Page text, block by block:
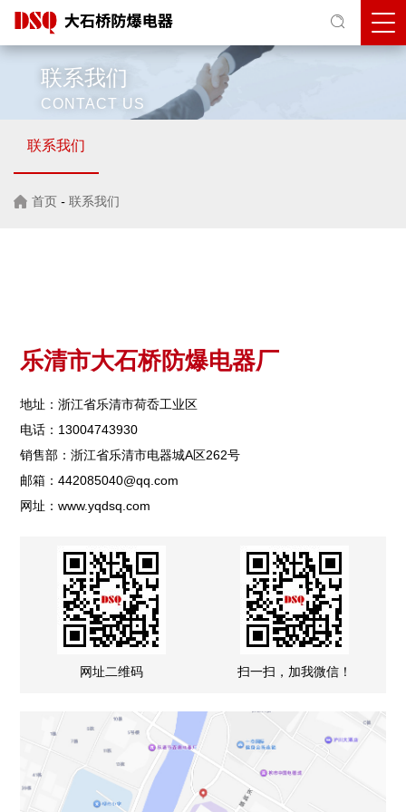
联系我们
CONTACT US
联系我们
首页 - 联系我们
乐清市大石桥防爆电器厂
地址：浙江省乐清市荷岙工业区
电话：13004743930
销售部：浙江省乐清市电器城A区262号
邮箱：442085040@qq.com
网址：www.yqdsq.com
网址二维码 扫一扫，加我微信！